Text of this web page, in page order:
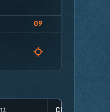
09